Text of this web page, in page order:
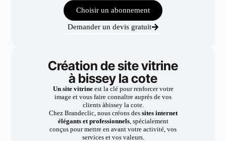
Choisir un abonnement
Demander un devis gratuit
Création de site vitrine
à bissey la cote
Un site vitrineest la clé pour renforcer votre
image et vous faire connaître auprès de vos
clients àbissey la cote.
Chez Brandeclic, nous créons dessites internet
élégants et professionnels, spécialement
conçus pour mettre en avant votre activité, vos
services et vos valeurs.